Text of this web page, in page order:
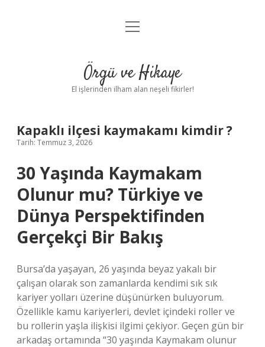
Anasayfa
Yasal Uyarı
menüyü
Örgü ve Hikaye
El işlerinden ilham alan neşeli fikirler!
Kapaklı ilçesi kaymakamı kimdir ?
Tarih: Temmuz 3, 2026
30 Yaşında Kaymakam
Olunur mu? Türkiye ve
Dünya Perspektifinden
Gerçekçi Bir Bakış
Bursa’da yaşayan, 26 yaşında beyaz yakalı bir
çalışan olarak son zamanlarda kendimi sık sık
kariyer yolları üzerine düşünürken buluyorum.
Özellikle kamu kariyerleri, devlet içindeki roller ve
bu rollerin yaşla ilişkisi ilgimi çekiyor. Geçen gün bir
arkadaş ortamında “30 yaşında Kaymakam olunur